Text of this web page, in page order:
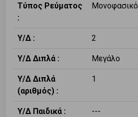
Τύπος Ρεύματος
:
Μονοφασικό
Υ/Δ : 2
Υ/Δ Διπλά : Μεγάλο
Υ/Δ Διπλά
(αριθμός) :
1
Υ/Δ Παιδικά : ---